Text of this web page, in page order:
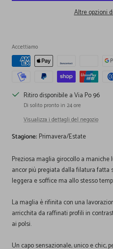
Altre opzioni
Accettiamo
Ritiro disponibile a Via Po 96
Di solito pronto in 24 ore
Visualizza i dettagli del negozio
Stagione: Primavera/Estate
Preziosa maglia girocollo a maniche
ancor più pregiata dalla filatura
leggera e soffice ma allo stesso
La maglia è rifinita con una
arricchita da raffinati profili in
ai polsi.
Un capo sensazionale, unico e chic,